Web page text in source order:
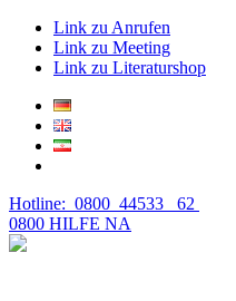
Link zu Anrufen
Link zu Meeting
Link zu Literaturshop
Hotline: 0800 44533 62
0800 HILFE NA